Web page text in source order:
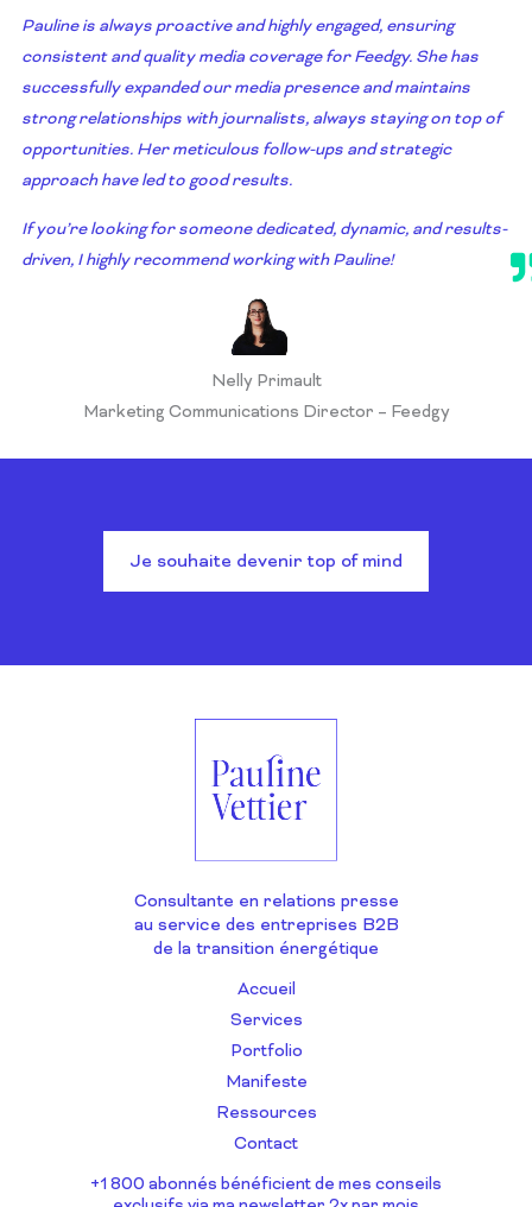
Pauline is always proactive and highly engaged, ensuring
consistent and quality media coverage for Feedgy. She has
successfully expanded our media presence and maintains
strong relationships with journalists, always staying on top of
opportunities. Her meticulous follow-ups and strategic
approach have led to good results.
If you’re looking for someone dedicated, dynamic, and results-
driven, I highly recommend working with Pauline!
Nelly Primault
Marketing Communications Director – Feedgy
Je souhaite devenir top of mind
Consultante en relations presse
au service des entreprises B2B
de la transition énergétique
Accueil
Services
Portfolio
Manifeste
Ressources
Contact
+1 800 abonnés bénéficient de mes conseils